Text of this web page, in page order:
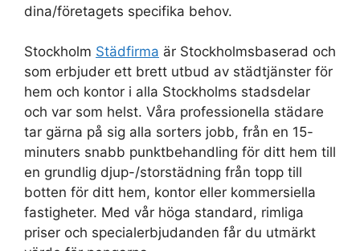
dina/företagets specifika behov.
Stockholm Städfirma är Stockholmsbaserad och
som erbjuder ett brett utbud av städtjänster för
hem och kontor i alla Stockholms stadsdelar
och var som helst. Våra professionella städare
tar gärna på sig alla sorters jobb, från en 15-
minuters snabb punktbehandling för ditt hem till
en grundlig djup-/storstädning från topp till
botten för ditt hem, kontor eller kommersiella
fastigheter. Med vår höga standard, rimliga
priser och specialerbjudanden får du utmärkt